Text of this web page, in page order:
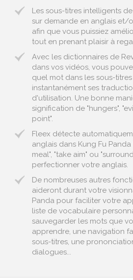
Les sous-titres intelligents
sur demande en anglais et/
afin que vous puissiez
tout en prenant plaisir à
Avec les dictionnaires de
dans vos vidéos, vous
quel mot dans les sous-
instantanément ses
d'utilisation. Une bonne
signification de "hungers",
point".
Fleex détecte
anglais dans Kung Fu
meal", "take aim" ou
perfectionner votre anglais.
De nombreuses autres
aideront durant votre
Panda pour faciliter votre
liste de vocabulaire
sauvegarder les mots que
apprendre, une navigation
sous-titres, une
dialogues...